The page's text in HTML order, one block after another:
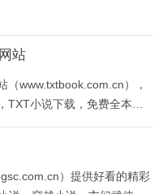
站
（www.txtbook.com.cn），
TXT小说下载，免费全本小
电子书下载，是国内好的TX
）提供好看的精彩